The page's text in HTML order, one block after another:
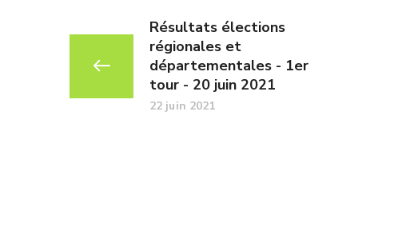
Résultats élections
régionales et
départementales - 1er
tour - 20 juin 2021
22 juin 2021